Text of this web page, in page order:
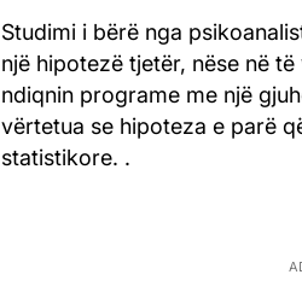
Studimi i bërë nga
një hipotezë tjetër, nëse në
ndiqnin programe me një
vërtetua se hipoteza e parë
statistikore. .